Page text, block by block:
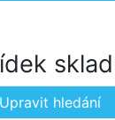
Upravit hledání